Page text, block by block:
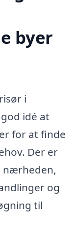
byer
i
idé at
for at finde
Der er
nærheden,
og
til